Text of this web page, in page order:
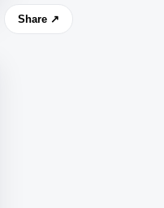
Share ↗